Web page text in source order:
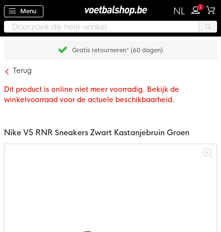
Menu NL 1
Gratis retourneren* (60 dagen)
Terug
Dit product is online niet meer voorradig. Bekijk de
winkelvoorraad voor de actuele beschikbaarheid.
Nike V5 RNR Sneakers Zwart Kastanjebruin Groen